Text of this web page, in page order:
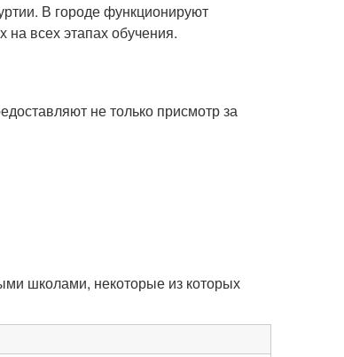
В городе функционируют
всех этапах обучения.
не только присмотр за
школами, некоторые из которых